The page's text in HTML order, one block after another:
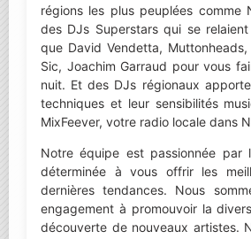
régions les plus peuplées comme
des DJs Superstars qui se
que David Vendetta,
Sic, Joachim Garraud pour vous
nuit. Et des DJs régionaux
techniques et leur sensibilités
MixFeever, votre radio locale dans
Notre équipe est passionnée par
déterminée à vous offrir les
dernières tendances. Nous
engagement à promouvoir la
découverte de nouveaux artistes.